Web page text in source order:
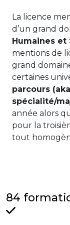
La licence
d’un grand
Humaines et
mentions de
grand
certaines
parcours
spécialité/
année alors
pour la
tout
84